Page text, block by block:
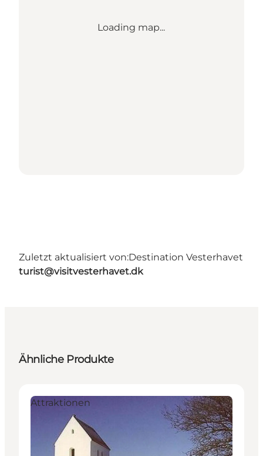
Loading map...
Zuletzt aktualisiert von:Destination Vesterhavet
turist@visitvesterhavet.dk
Ähnliche Produkte
Attraktionen